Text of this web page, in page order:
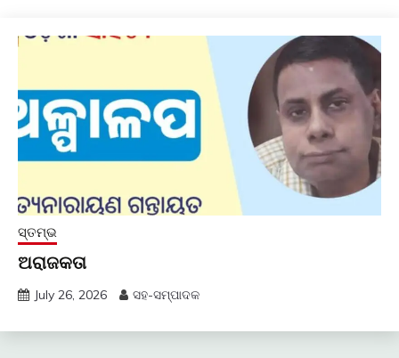
ସ୍ତମ୍ଭ
ଅରାଜକତା
July 26, 2026 ସହ-ସମ୍ପାଦକ